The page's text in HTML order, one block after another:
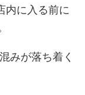
内に入る前に
みが落ち着く